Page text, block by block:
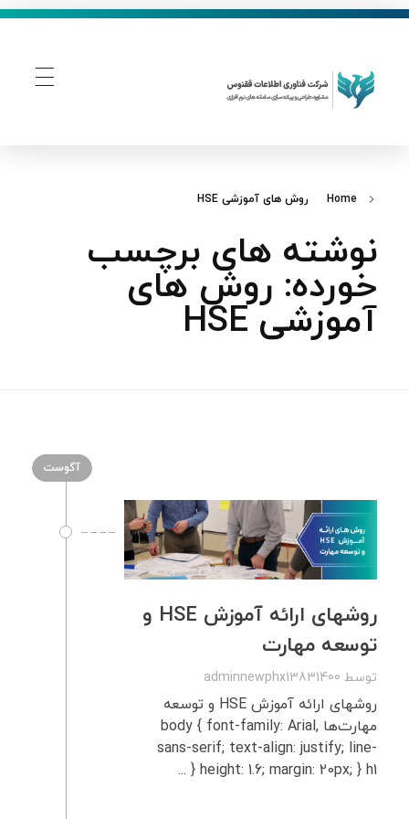
Home روش‌ های آموزشی HSE
نوشته های برچسب
خورده: روش‌ های
آموزشی HSE
آگوست
روشهای ارائه آموزش HSE و
توسعه مهارت
توسط adminnewphx13831400
روشهای ارائه آموزش HSE و توسعه
مهارت‌ها body { font-family: Arial,
sans-serif; text-align: justify; line-
height: 1.6; margin: 20px; } h1 { ...